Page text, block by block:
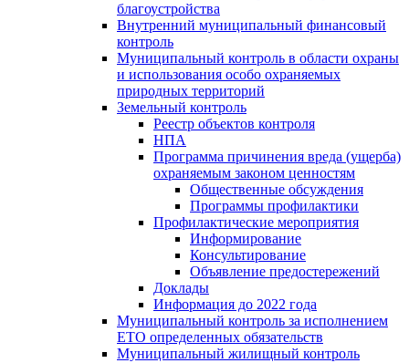
благоустройства
Внутренний муниципальный финансовый
контроль
Муниципальный контроль в области охраны
и использования особо охраняемых
природных территорий
Земельный контроль
Реестр объектов контроля
НПА
Программа причинения вреда (ущерба)
охраняемым законом ценностям
Общественные обсуждения
Программы профилактики
Профилактические мероприятия
Информирование
Консультирование
Объявление предостережений
Доклады
Информация до 2022 года
Муниципальный контроль за исполнением
ЕТО определенных обязательств
Муниципальный жилищный контроль